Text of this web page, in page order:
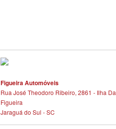
Figueira Automóveis
Rua José Theodoro Ribeiro, 2861 - Ilha Da
Figueira
Jaraguá do Sul - SC